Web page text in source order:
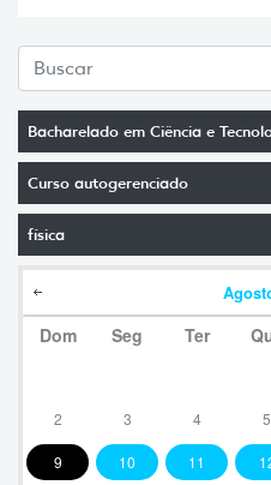
Bacharelado em Ciência e
Curso autogerenciado
física
Dom Seg Ter
2 3 4 5
9 10 11